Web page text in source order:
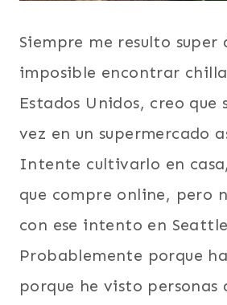
Siempre me resulto super
imposible encontrar
Estados Unidos, creo que
vez en un supermercado
Intente cultivarlo en
que compre online, pero
con ese intento en
Probablemente porque
porque he visto personas